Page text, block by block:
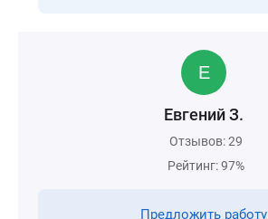
Евгений З.
Отзывов: 29
Рейтинг: 97%
Предложить работу